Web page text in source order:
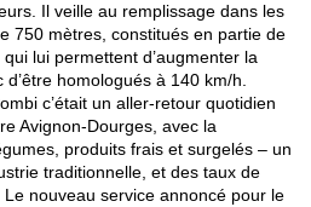
Il veille au remplissage dans les
750 mètres, constitués en partie de
lui permettent d’augmenter la
homologués à 140 km/h.
c’était un aller-retour quotidien
Avignon-Dourges, avec la
produits frais et surgelés – un
traditionnelle, et des taux de
nouveau service annoncé pour le